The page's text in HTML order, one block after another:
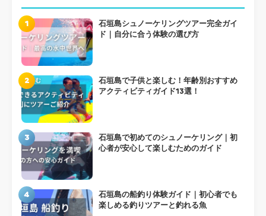
1
石垣島シュノーケリングツアー完全ガイ
ド｜自分に合う体験の選び方
2
石垣島で子供と楽しむ！年齢別おすすめ
アクティビティガイド13選！
3
石垣島で初めてのシュノーケリング｜初
心者が安心して楽しむためのガイド
4
石垣島の船釣り体験ガイド｜初心者でも
楽しめる釣りツアーと釣れる魚